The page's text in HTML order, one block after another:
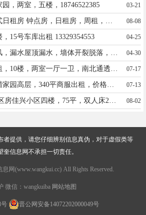
，两室，五楼，18746522385 03-21
08-08
15号车库出租 13329354553 04-25
04-30
07-17
南北正大街，和谐家园高层，340平商服出租，价格优惠，联系19845547744 07-13
08-02
者提供，请您仔细辨别信息真伪，对于虚假类等
信息网不承担一切责任。
网(www.wangkui.cc) All Rights Reserved.
微信：wangkuiba 网站地图
号 晋公网安备14072202000049号